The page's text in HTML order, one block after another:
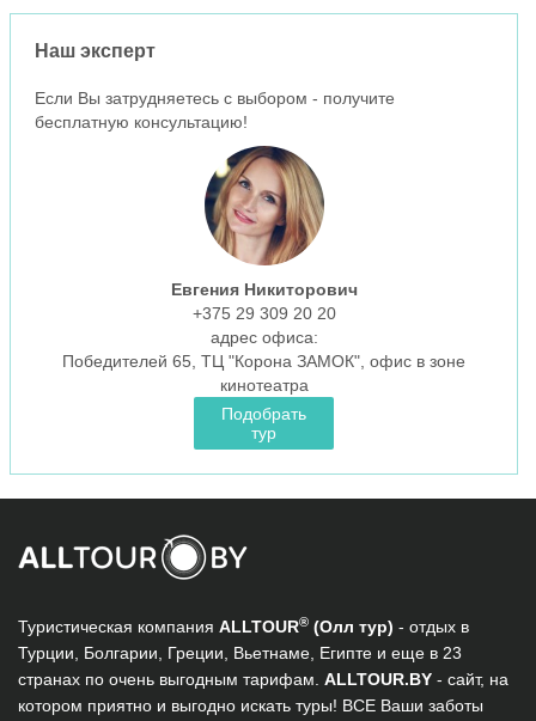
Наш эксперт
Если Вы затрудняетесь с выбором - получите
бесплатную консультацию!
Евгения Никиторович
+375 29 309 20 20
aдрес офиса:
Победителей 65, ТЦ "Корона ЗАМОК", офис в зоне
кинотеатра
Подобрать
тур
Туристическая компания ALLTOUR® (Олл тур) - отдых в
Турции, Болгарии, Греции, Вьетнаме, Египте и еще в 23
странах по очень выгодным тарифам. ALLTOUR.BY - сайт, на
котором приятно и выгодно искать туры! ВСЕ Ваши заботы